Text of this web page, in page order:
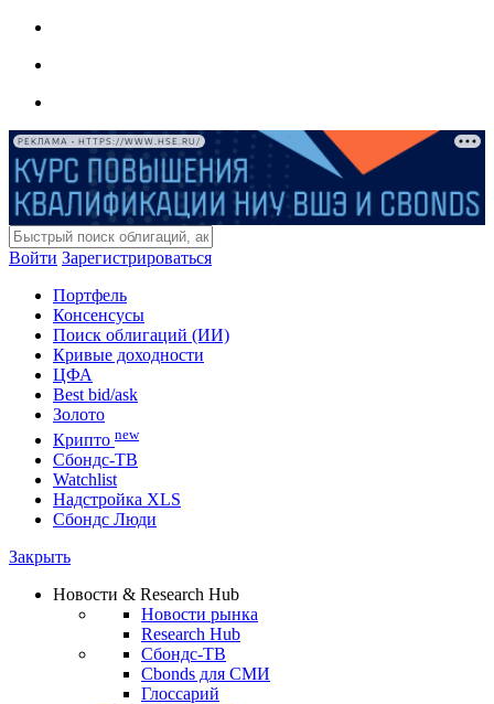
РЕКЛАМА • HTTPS://WWW.HSE.RU/
Войти Зарегистрироваться
Портфель
Консенсусы
Поиск облигаций (ИИ)
Кривые доходности
ЦФА
Best bid/ask
Золото
Крипто new
Сбондс-ТВ
Watchlist
Надстройка XLS
Сбондс Люди
Закрыть
Новости & Research Hub
Новости рынка
Research Hub
Сбондс-ТВ
Cbonds для СМИ
Глоссарий